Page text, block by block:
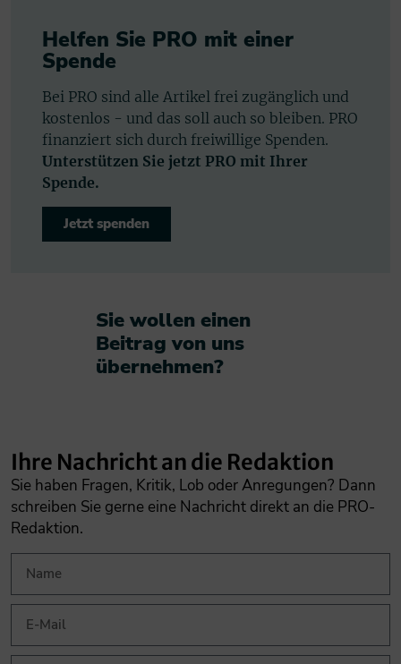
Helfen Sie PRO mit einer
Spende
Bei PRO sind alle Artikel frei zugänglich und
kostenlos - und das soll auch so bleiben. PRO
finanziert sich durch freiwillige Spenden.
Unterstützen Sie jetzt PRO mit Ihrer
Spende.
Jetzt spenden
Sie wollen einen
Beitrag von uns
übernehmen?​
Ihre Nachricht an die Redaktion
Sie haben Fragen, Kritik, Lob oder Anregungen? Dann
schreiben Sie gerne eine Nachricht direkt an die PRO-
Redaktion.